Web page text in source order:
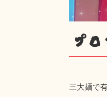
プ
三大麺で